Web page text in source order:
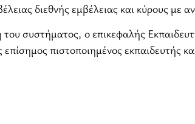
διεθνής εμβέλειας και κύρους με
του συστήματος, ο επικεφαλής
πιστοποιημένος εκπαιδευτής